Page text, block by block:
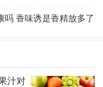
吗 香味诱是香精放多了
汁对